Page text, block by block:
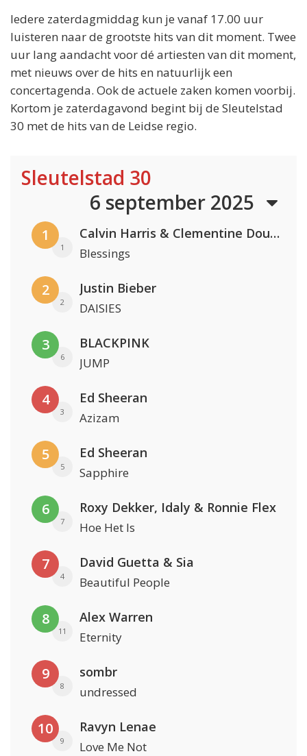
Iedere zaterdagmiddag kun je vanaf 17.00 uur
luisteren naar de grootste hits van dit moment. Twee
uur lang aandacht voor dé artiesten van dit moment,
met nieuws over de hits en natuurlijk een
concertagenda. Ook de actuele zaken komen voorbij.
Kortom je zaterdagavond begint bij de Sleutelstad
30 met de hits van de Leidse regio.
Sleutelstad 30
6 september 2025
1
1
Calvin Harris & Clementine Douglas
Blessings
2
2
Justin Bieber
DAISIES
3
6
BLACKPINK
JUMP
4
3
Ed Sheeran
Azizam
5
5
Ed Sheeran
Sapphire
6
7
Roxy Dekker, Idaly & Ronnie Flex
Hoe Het Is
7
4
David Guetta & Sia
Beautiful People
8
11
Alex Warren
Eternity
9
8
sombr
undressed
10
9
Ravyn Lenae
Love Me Not